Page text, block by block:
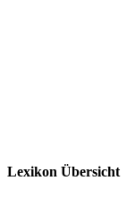
Lexikon Übersicht